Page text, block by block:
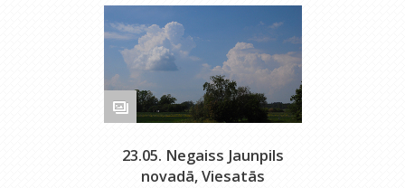
23.05. Negaiss Jaunpils
novadā, Viesatās